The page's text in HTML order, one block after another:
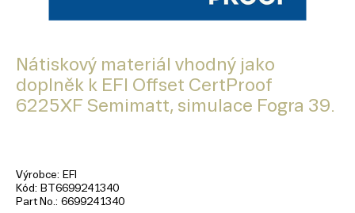
Nátiskový materiál vhodný jako
doplněk k EFI Offset CertProof
6225XF Semimatt, simulace Fogra 39.
Výrobce
EFI
Kód
BT6699241340
Part No. 6699241340